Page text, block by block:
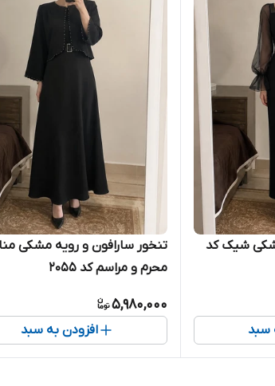
شیک کد
سبد
تنخور سارافون و رویه مشکی
محرم و مراسم کد ۲۰۵۵
5,980,000
افزودن به سبد